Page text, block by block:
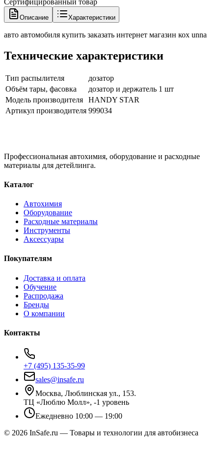
Описание Характеристики
авто автомобиля купить заказать интернет магазин кох unna
Технические характеристики
Тип распылителя
дозатор
Объём тары, фасовка
дозатор и держатель 1 шт
Модель производителя
HANDY STAR
Артикул производителя 999034
Профессиональная автохимия, оборудование и расходные
материалы для детейлинга.
Каталог
Автохимия
Оборудование
Расходные материалы
Инструменты
Аксессуары
Покупателям
Доставка и оплата
Обучение
Распродажа
Бренды
О компании
Контакты
+7 (495) 135-35-99
sales@insafe.ru
Москва, Люблинская ул., 153.
ТЦ «Люблю Молл», -1 уровень
Ежедневно 10:00 — 19:00
© 2026 InSafe.ru — Товары и технологии для автобизнеса